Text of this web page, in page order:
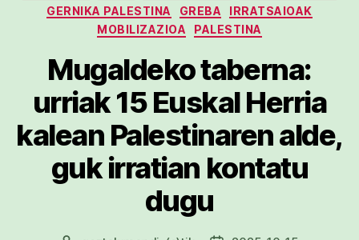
GERNIKA PALESTINA
GREBA
IRRATSAIOAK
MOBILIZAZIOA
PALESTINA
Mugaldeko taberna:
urriak 15 Euskal Herria
kalean Palestinaren alde,
guk irratian kontatu
dugu